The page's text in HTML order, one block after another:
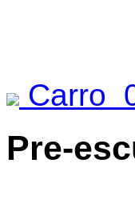
Carro
Pre-